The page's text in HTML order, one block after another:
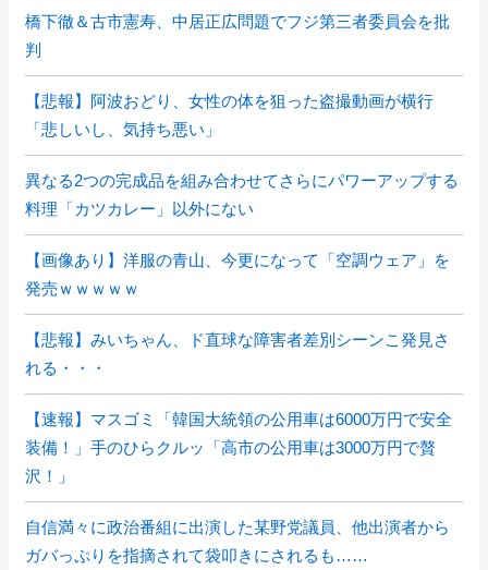
橋下徹＆古市憲寿、中居正広問題でフジ第三者委員会を批
判
【悲報】阿波おどり、女性の体を狙った盗撮動画が横行
「悲しいし、気持ち悪い」
異なる2つの完成品を組み合わせてさらにパワーアップする
料理「カツカレー」以外にない
【画像あり】洋服の青山、今更になって「空調ウェア」を
発売ｗｗｗｗｗ
【悲報】みいちゃん、ド直球な障害者差別シーンこ発見さ
れる・・・
【速報】マスゴミ「韓国大統領の公用車は6000万円で安全
装備！」手のひらクルッ「高市の公用車は3000万円で贅
沢！」
自信満々に政治番組に出演した某野党議員、他出演者から
ガバっぷりを指摘されて袋叩きにされるも……